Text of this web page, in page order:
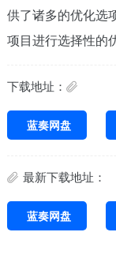
供了诸多的优化选
项目进行选择性的
下载地址：
蓝奏网盘
最新下载地址：
蓝奏网盘